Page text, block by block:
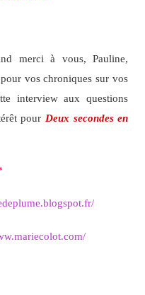
merci à vous, Pauline,
vos chroniques sur vos
interview aux questions
pour Deux secondes en